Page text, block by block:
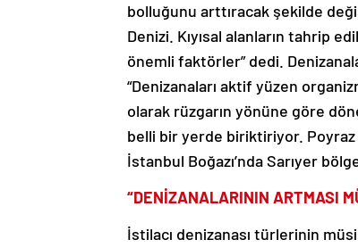
bolluğunu arttıracak şekilde
Denizi. Kıyısal alanların tahrip
önemli faktörler” dedi.
“Denizanaları aktif yüzen
olarak rüzgarın yönüne göre
belli bir yerde biriktiriyor. Poyraz
İstanbul Boğazı’nda Sarıyer
“DENİZANALARININ ARTMASI
İstilacı denizanası türlerinin